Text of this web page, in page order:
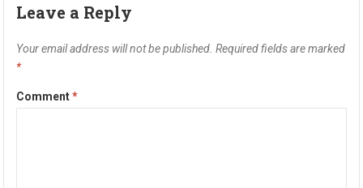
Leave a Reply
Your email address will not be published. Required fields are marked
*
Comment*